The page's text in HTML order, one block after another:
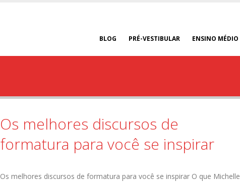
BLOG PRÉ-VESTIBULAR ENSINO MÉDIO
Os melhores discursos de
formatura para você se inspirar
Os melhores discursos de formatura para você se inspirar O que Michelle